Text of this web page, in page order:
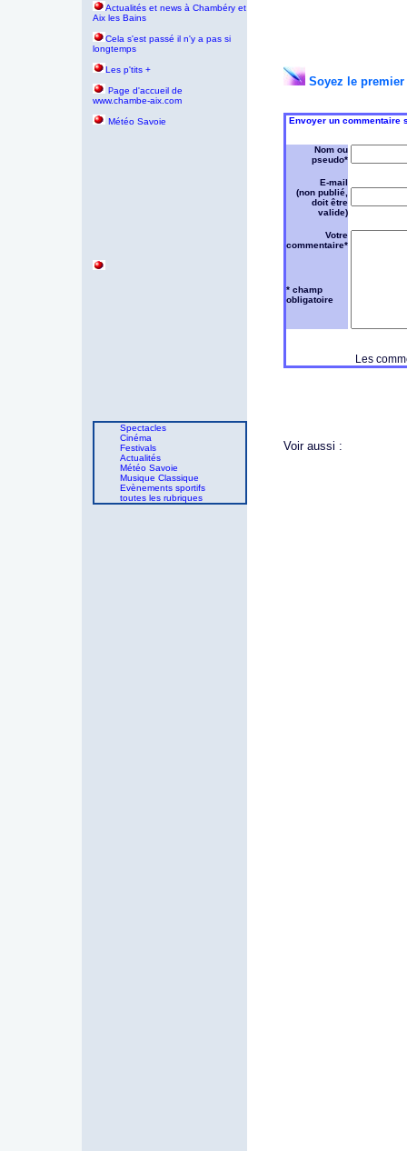
Actualités et news à Chambéry et
Aix les Bains
Cela s'est passé il n'y a pas si
longtemps
Les p'tits +
Page d'accueil de
www.chambe-aix.com
Météo Savoie
Spectacles
Cinéma
Festivals
Actualités
Météo Savoie
Musique Classique
Evènements sportifs
toutes les rubriques
Soyez le
Envoyer un commentaire
Nom ou
pseudo*
E-mail
(non publié,
doit être
valide)
Votre
commentaire*
* champ
obligatoire
Les
Voir aussi :